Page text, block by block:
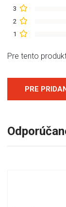
3
2
1
Pre tento
PRE